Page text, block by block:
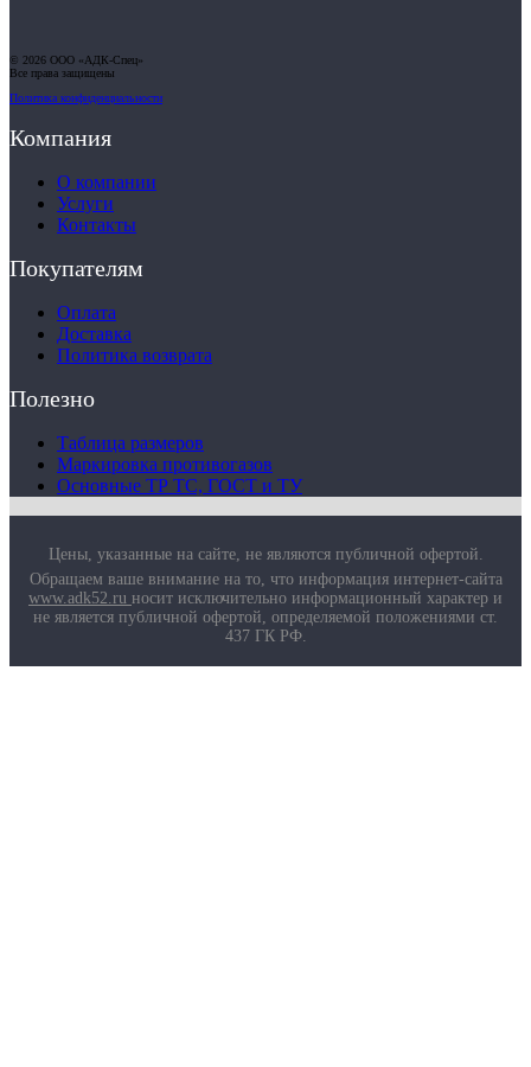
© 2026 ООО «АДК-Спец»
Все права защищены
Политика конфиденциальности
Компания
О компании
Услуги
Контакты
Покупателям
Оплата
Доставка
Политика возврата
Полезно
Таблица размеров
Маркировка противогазов
Основные ТР ТС, ГОСТ и ТУ
Цены, указанные на сайте, не являются публичной офертой.
Обращаем ваше внимание на то, что информация интернет-сайта
www.adk52.ru носит исключительно информационный характер и
не является публичной офертой, определяемой положениями ст.
437 ГК РФ.